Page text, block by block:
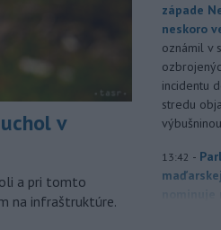
v
a pri tomto
na infraštruktúre.
západe
neskoro
oznámil v
incidentu
stredu
13:42 -